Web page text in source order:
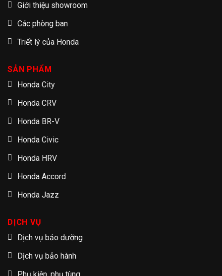
Giới thiệu showroom
Các phòng ban
Triết lý của Honda
SẢN PHẨM
Honda City
Honda CRV
Honda BR-V
Honda Civic
Honda HRV
Honda Accord
Honda Jazz
DỊCH VỤ
Dịch vụ bảo dưỡng
Dịch vụ bảo hành